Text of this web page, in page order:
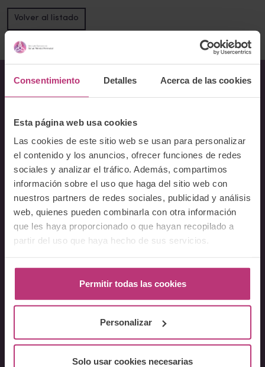
Consentimiento Detalles Acerca de las cookies
Esta página web usa cookies
Las cookies de este sitio web se usan para personalizar
el contenido y los anuncios, ofrecer funciones de redes
sociales y analizar el tráfico. Además, compartimos
información sobre el uso que haga del sitio web con
nuestros partners de redes sociales, publicidad y análisis
web, quienes pueden combinarla con otra información
que les haya proporcionado o que hayan recopilado a
partir del uso que haya hecho de sus servicios.
Permitir todas las cookies
Personalizar
Solo usar cookies necesarias
Volver al listado
Acerca del Instituto
Equipo
Docentes
Preguntas frecuentes
Cursos
Conferencia Neurociencia de la Lactancia y aplicaciones
clínicas
Herramientas de Psicoterapia Perinatal
Formación avanzada en acompañamiento y atención al
parto